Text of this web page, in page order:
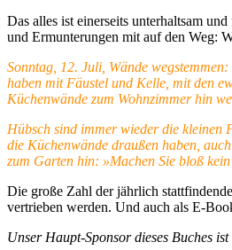
Das alles ist einerseits unterhaltsam
und Ermunterungen mit auf den Weg:
Sonntag, 12. Juli, Wände
haben mit Fäustel und Kelle, mit den
Küchenwände zum Wohnzimmer hin
Hübsch sind immer wieder die kleinen
die Küchenwände draußen haben,
zum Garten hin: »Machen Sie bloß
Die große Zahl der jährlich
vertrieben werden. Und auch als E-
Unser Haupt-Sponsor dieses Buches ist